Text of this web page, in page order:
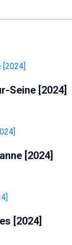
Seine [2024]
[2024]
[2024]